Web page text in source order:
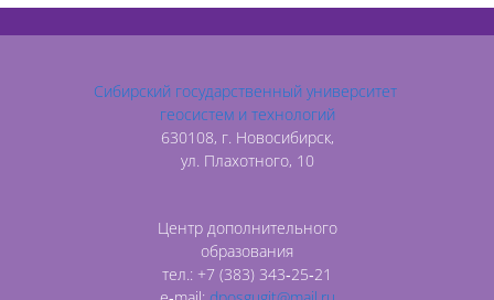
Сибирский государственный университет
геосистем и технологий
630108, г. Новосибирск,
ул. Плахотного, 10
Центр дополнительного
образования
тел.: +7 (383) 343‑25‑21